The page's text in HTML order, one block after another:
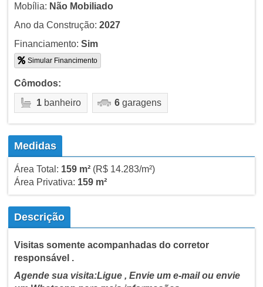
Mobília: Não Mobiliado
Ano da Construção: 2027
Financiamento: Sim
Simular Financimento
Cômodos:
1banheiro 6garagens
Medidas
Área Total: 159 m²(R$ 14.283/m²)
Área Privativa: 159 m²
Descrição
Visitas somente acompanhadas do corretor
responsável .
Agende sua visita:Ligue , Envie um e-mail ou envie